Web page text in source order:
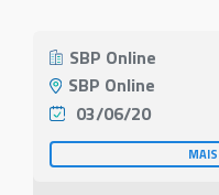
SBP Online
SBP Online
03/06/20